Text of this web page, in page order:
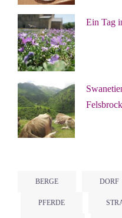
Ein Tag
BERGE DORF
PFERDE